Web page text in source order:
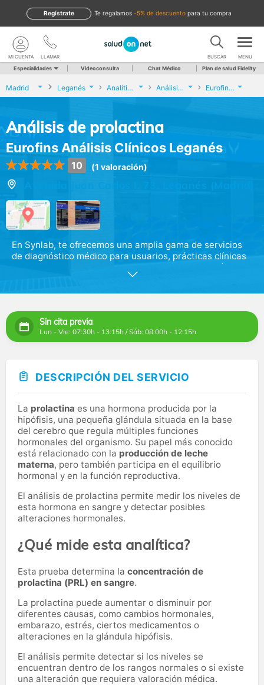
te regalamos -5% de descuento para tu compra
Regístrate
LLAMAR
MI CUENTA BUSCAR MENU
Especialidades Videoconsulta Chat Médico Plan de salud Fidelity
Madrid Leganés Analíticas y Genética Análisis de prolactina Eurofins Análisis Clínicos Leganés
Análisis de prolactina
Eurofins Análisis Clínicos Leganés
10 (1 valoración)
Avenida Juan Carlos I, 73, Leganés (Madrid)
En Synlab, te ofrecemos una amplia gama de servicios
de diagnóstico médico para usuarios, prácticas clínicas
y el sector de la salud en general. Procesamos más de
1,5 millones de pruebas diariamente en nuestros
tratamiento más adecuado. Disponemos de tecnología
de diagnóstico de última generación para ofrecerte la
mejor asistencia médica posible.
nuestro equipo de expertos para que te asesoren sobre
el tipo de diagnóstico recomendado y te ayuden en la
recuperación y bienestar.
Sin cita previa
Lun - Vie: 07:30h - 13:15h / Sáb: 08:00h - 12:15h
DESCRIPCIÓN DEL SERVICIO
La prolactina es una hormona producida por la
hipófisis, una pequeña glándula situada en la base
del cerebro que regula múltiples funciones
hormonales del organismo. Su papel más conocido
está relacionado con la producción de leche
materna, pero también participa en el equilibrio
hormonal y en la función reproductiva.
El análisis de prolactina permite medir los niveles de
esta hormona en sangre y detectar posibles
alteraciones hormonales.
¿Qué mide esta analítica?
Esta prueba determina la concentración de
prolactina (PRL) en sangre.
La prolactina puede aumentar o disminuir por
diferentes causas, como cambios hormonales,
embarazo, estrés, ciertos medicamentos o
alteraciones en la glándula hipófisis.
El análisis permite detectar si los niveles se
encuentran dentro de los rangos normales o si existe
una alteración que requiera valoración médica.